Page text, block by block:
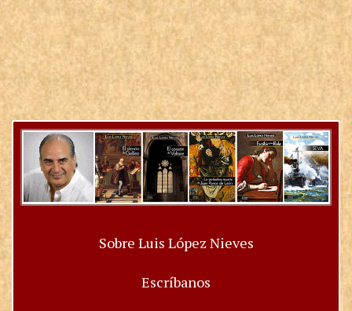
Sobre Luis López Nieves
Escríbanos